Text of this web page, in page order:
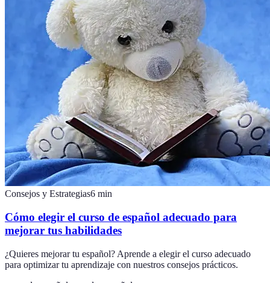
Consejos y Estrategias6 min
Cómo elegir el curso de español adecuado para
mejorar tus habilidades
¿Quieres mejorar tu español? Aprende a elegir el curso adecuado
para optimizar tu aprendizaje con nuestros consejos prácticos.